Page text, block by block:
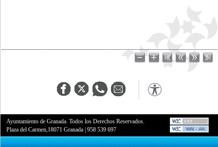
Ayuntamiento de Granada. Todos los Derechos Reservados.
Plaza del Carmen,18071 Granada |958 539 697